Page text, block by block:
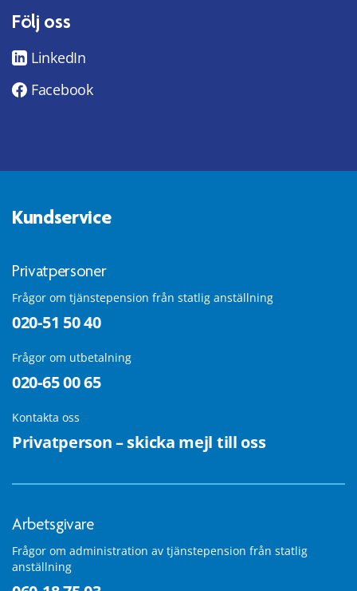
Följ oss
LinkedIn
Facebook
Kundservice
Privatpersoner
Frågor om tjänstepension från statlig anställning
020-51 50 40
Frågor om utbetalning
020-65 00 65
Kontakta oss
Privatperson – skicka mejl till oss
Arbetsgivare
Frågor om administration av tjänstepension från statlig
anställning